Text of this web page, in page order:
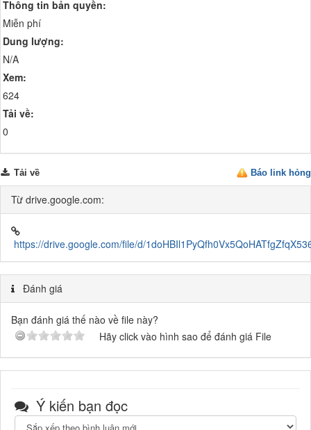
Thông tin bản quyền:
Miễn phí
Dung lượng:
N/A
Xem:
624
Tải về:
0
Báo link hỏng
Tải về
Từ drive.google.com:
https://drive.google.com/file/d/
Đánh giá
Bạn đánh giá thế nào về file này?
Hãy click vào hình sao để đánh giá File
Ý kiến bạn đọc